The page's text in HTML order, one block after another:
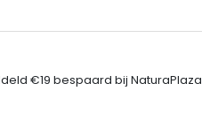
€19 bespaard bij NaturaPlaza